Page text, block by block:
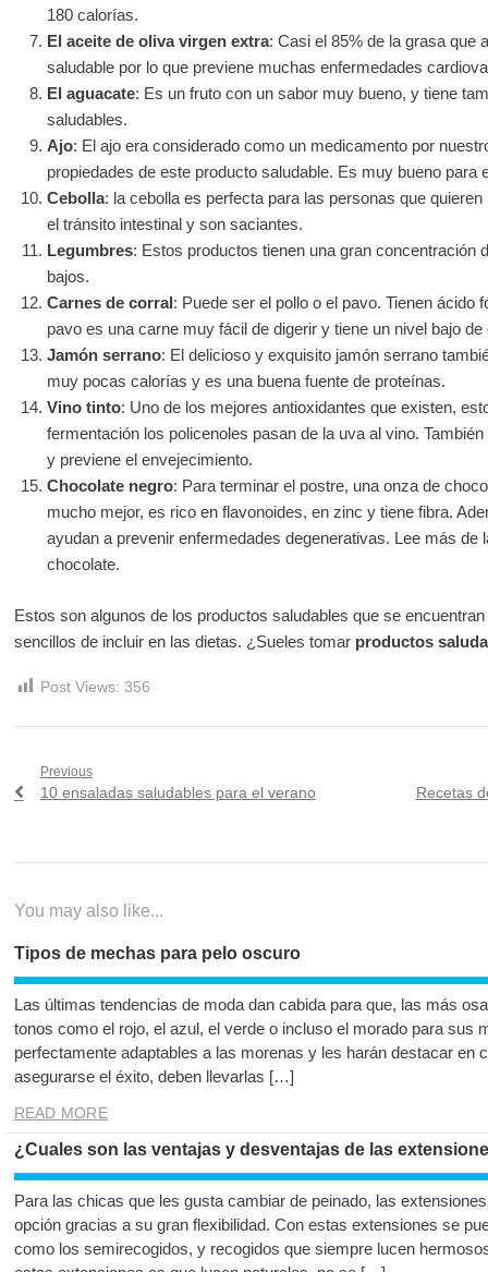
180 calorías.
El aceite de oliva virgen extra: Casi el 85% de la grasa que
saludable por lo que previene muchas enfermedades
El aguacate: Es un fruto con un sabor muy bueno, y tiene
saludables.
Ajo: El ajo era considerado como un medicamento por
propiedades de este producto saludable. Es muy bueno para
Cebolla: la cebolla es perfecta para las personas que
el tránsito intestinal y son saciantes.
Legumbres: Estos productos tienen una gran concentración
bajos.
Carnes de corral: Puede ser el pollo o el pavo. Tienen ácido
pavo es una carne muy fácil de digerir y tiene un nivel bajo de
Jamón serrano: El delicioso y exquisito jamón serrano
muy pocas calorías y es una buena fuente de proteínas.
Vino tinto: Uno de los mejores antioxidantes que existen,
fermentación los policenoles pasan de la uva al vino.
y previene el envejecimiento.
Chocolate negro: Para terminar el postre, una onza de
mucho mejor, es rico en flavonoides, en zinc y tiene fibra.
ayudan a prevenir enfermedades degenerativas. Lee más de
chocolate.
Estos son algunos de los productos saludables que se
sencillos de incluir en las dietas. ¿Sueles tomar productos
Post Views: 356
Navegación
entradas
Previous
Previous
10 ensaladas saludables para el verano
Next
Recetas
You may also like...
Tipos de mechas para pelo oscuro
Las últimas tendencias de moda dan cabida para que, las más
tonos como el rojo, el azul, el verde o incluso el morado para sus
perfectamente adaptables a las morenas y les harán destacar en
asegurarse el éxito, deben llevarlas […]
READ MORE
¿Cuales son las ventajas y desventajas de las
Para las chicas que les gusta cambiar de peinado, las
opción gracias a su gran flexibilidad. Con estas extensiones se
como los semirecogidos, y recogidos que siempre lucen